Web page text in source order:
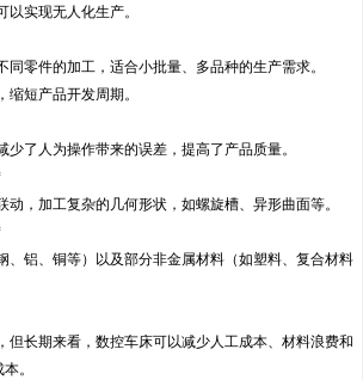
实现无人化生产。
零件的加工，适合小批量、多品种的生产需求。
短产品开发周期。
了人为操作带来的误差，提高了产品质量。
，加工复杂的几何形状，如螺旋槽、异形曲面等。
、铝、铜等）以及部分非金属材料（如塑料、复合材料
但长期来看，数控车床可以减少人工成本、材料浪费和
。